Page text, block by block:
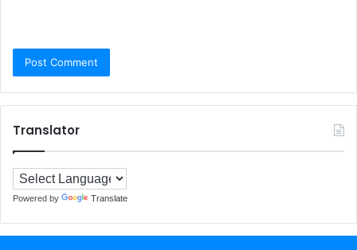
Translator
Powered by Translate